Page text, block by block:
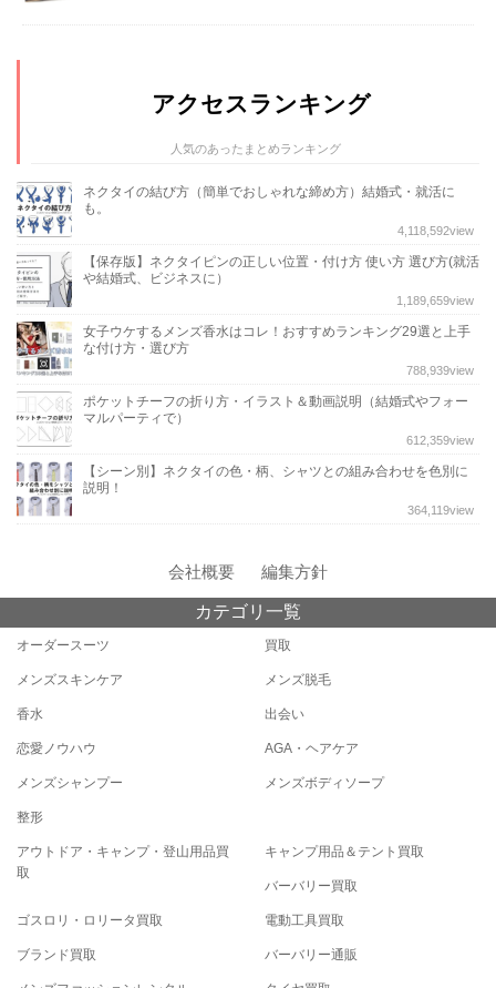
アクセスランキング
人気のあったまとめランキング
ネクタイの結び方（簡単でおしゃれな締め方）結婚式・就活に
も。
4,118,592view
【保存版】ネクタイピンの正しい位置・付け方 使い方 選び方(就活
や結婚式、ビジネスに）
1,189,659view
女子ウケするメンズ香水はコレ！おすすめランキング29選と上手
な付け方・選び方
788,939view
ポケットチーフの折り方・イラスト＆動画説明（結婚式やフォー
マルパーティで）
612,359view
【シーン別】ネクタイの色・柄、シャツとの組み合わせを色別に
説明！
364,119view
会社概要 編集方針
カテゴリ一覧
オーダースーツ 買取
メンズスキンケア メンズ脱毛
香水 出会い
恋愛ノウハウ AGA・ヘアケア
メンズシャンプー メンズボディソープ
整形
アウトドア・キャンプ・登山用品買
取
キャンプ用品＆テント買取
バーバリー買取
ゴスロリ・ロリータ買取 電動工具買取
ブランド買取 バーバリー通販